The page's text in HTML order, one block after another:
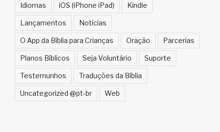
Idiomas iOS (iPhone iPad) Kindle
Lançamentos Notícias
O App da Bíblia para Crianças Oração Parcerias
Planos Bíblicos Seja Voluntário Suporte
Testemunhos Traduções da Bíblia
Uncategorized @pt-br Web